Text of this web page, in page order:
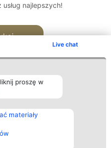
Live chat
proszę w
materiały
najlepszych!
Kontakt
Kontakt